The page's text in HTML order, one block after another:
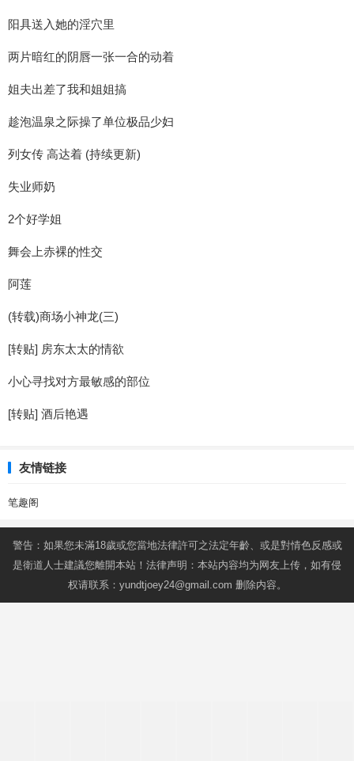
阳具送入她的淫穴里
两片暗红的阴唇一张一合的动着
姐夫出差了我和姐姐搞
趁泡温泉之际操了单位极品少妇
列女传 高达着 (持续更新)
失业师奶
2个好学姐
舞会上赤裸的性交
阿莲
(转载)商场小神龙(三)
[转贴] 房东太太的情欲
小心寻找对方最敏感的部位
[转贴] 酒后艳遇
友情链接
笔趣阁
警告：如果您未滿18歲或您當地法律許可之法定年齡、或是對情色反感或
是衛道人士建議您離開本站！法律声明：本站内容均为网友上传，如有侵
权请联系： yundtjoey24@gmail.com 删除内容。